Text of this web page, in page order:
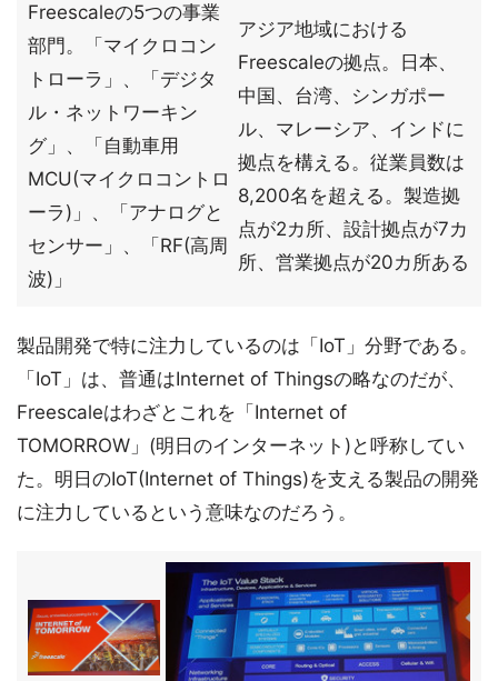
Freescaleの5つの事業
部門。「マイクロコン
トローラ」、「デジタ
ル・ネットワーキン
グ」、「自動車用
MCU(マイクロコントロ
ーラ)」、「アナログと
センサー」、「RF(高周
波)」
アジア地域における
Freescaleの拠点。日本、
中国、台湾、シンガポー
ル、マレーシア、インドに
拠点を構える。従業員数は
8,200名を超える。製造拠
点が2カ所、設計拠点が7カ
所、営業拠点が20カ所ある
製品開発で特に注力しているのは「IoT」分野である。
「IoT」は、普通はInternet of Thingsの略なのだが、
Freescaleはわざとこれを「Internet of
TOMORROW」(明日のインターネット)と呼称してい
た。明日のIoT(Internet of Things)を支える製品の開発
に注力しているという意味なのだろう。